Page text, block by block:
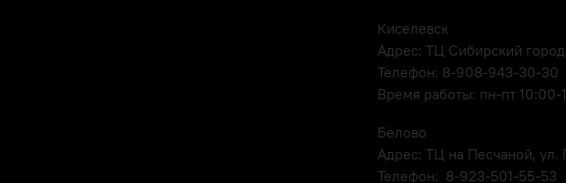
Киселевск
Адрес: ТЦ Сибирский
Телефон: 8-908-943-30-30
Время работы: пн-пт
Белово
Адрес: ТЦ на Песчаной, ул.
Телефон: 8-923-501-55-53